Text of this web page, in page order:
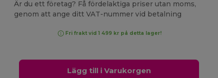
Är du ett företag? Få fördelaktiga priser utan moms,
genom att ange ditt VAT-nummer vid betalning
Fri frakt vid 1 499 kr på detta lager!
Lägg till i Varukorgen